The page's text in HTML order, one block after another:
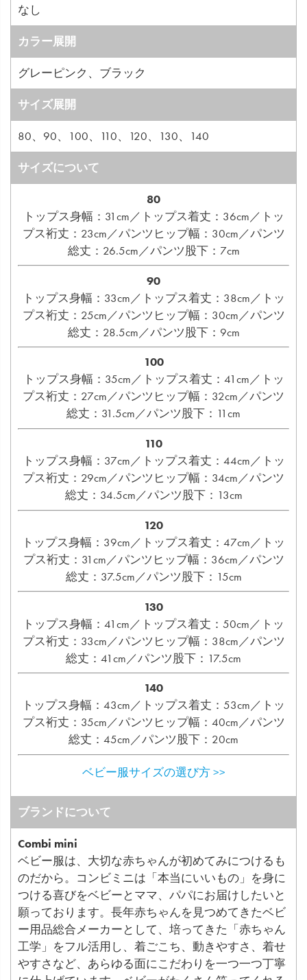
なし
カラー展開
グレーピンク、ブラック
サイズ展開
80、90、100、110、120、130、140
サイズについて
80
トップス身幅：31cm／トップス着丈：36cm／トッ
プス裄丈：23cm／パンツヒップ幅：30cm／パンツ
総丈：26.5cm／パンツ股下：7cm
90
トップス身幅：33cm／トップス着丈：38cm／トッ
プス裄丈：25cm／パンツヒップ幅：30cm／パンツ
総丈：28.5cm／パンツ股下：9cm
100
トップス身幅：35cm／トップス着丈：41cm／トッ
プス裄丈：27cm／パンツヒップ幅：32cm／パンツ
総丈：31.5cm／パンツ股下：11cm
110
トップス身幅：37cm／トップス着丈：44cm／トッ
プス裄丈：29cm／パンツヒップ幅：34cm／パンツ
総丈：34.5cm／パンツ股下：13cm
120
トップス身幅：39cm／トップス着丈：47cm／トッ
プス裄丈：31cm／パンツヒップ幅：36cm／パンツ
総丈：37.5cm／パンツ股下：15cm
130
トップス身幅：41cm／トップス着丈：50cm／トッ
プス裄丈：33cm／パンツヒップ幅：38cm／パンツ
総丈：41cm／パンツ股下：17.5cm
140
トップス身幅：43cm／トップス着丈：53cm／トッ
プス裄丈：35cm／パンツヒップ幅：40cm／パンツ
総丈：45cm／パンツ股下：20cm
ベビー服サイズの選び方 >>
ブランドについて
Combi mini
ベビー服は、大切な赤ちゃんが初めてみにつけるも
のだから。コンビミニは「本当にいいもの」を身に
つける喜びをベビーとママ、パパにお届けしたいと
願っております。長年赤ちゃんを見つめてきたベビ
ー用品総合メーカーとして、培ってきた「赤ちゃん
工学」をフル活用し、着ごこち、動きやすさ、着せ
やすさなど、あらゆる面にこだわりを一つ一つ丁寧